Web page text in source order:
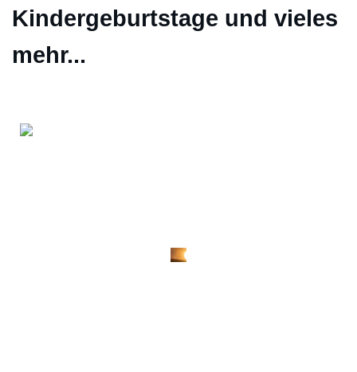
Kindergeburtstage und vieles
mehr...